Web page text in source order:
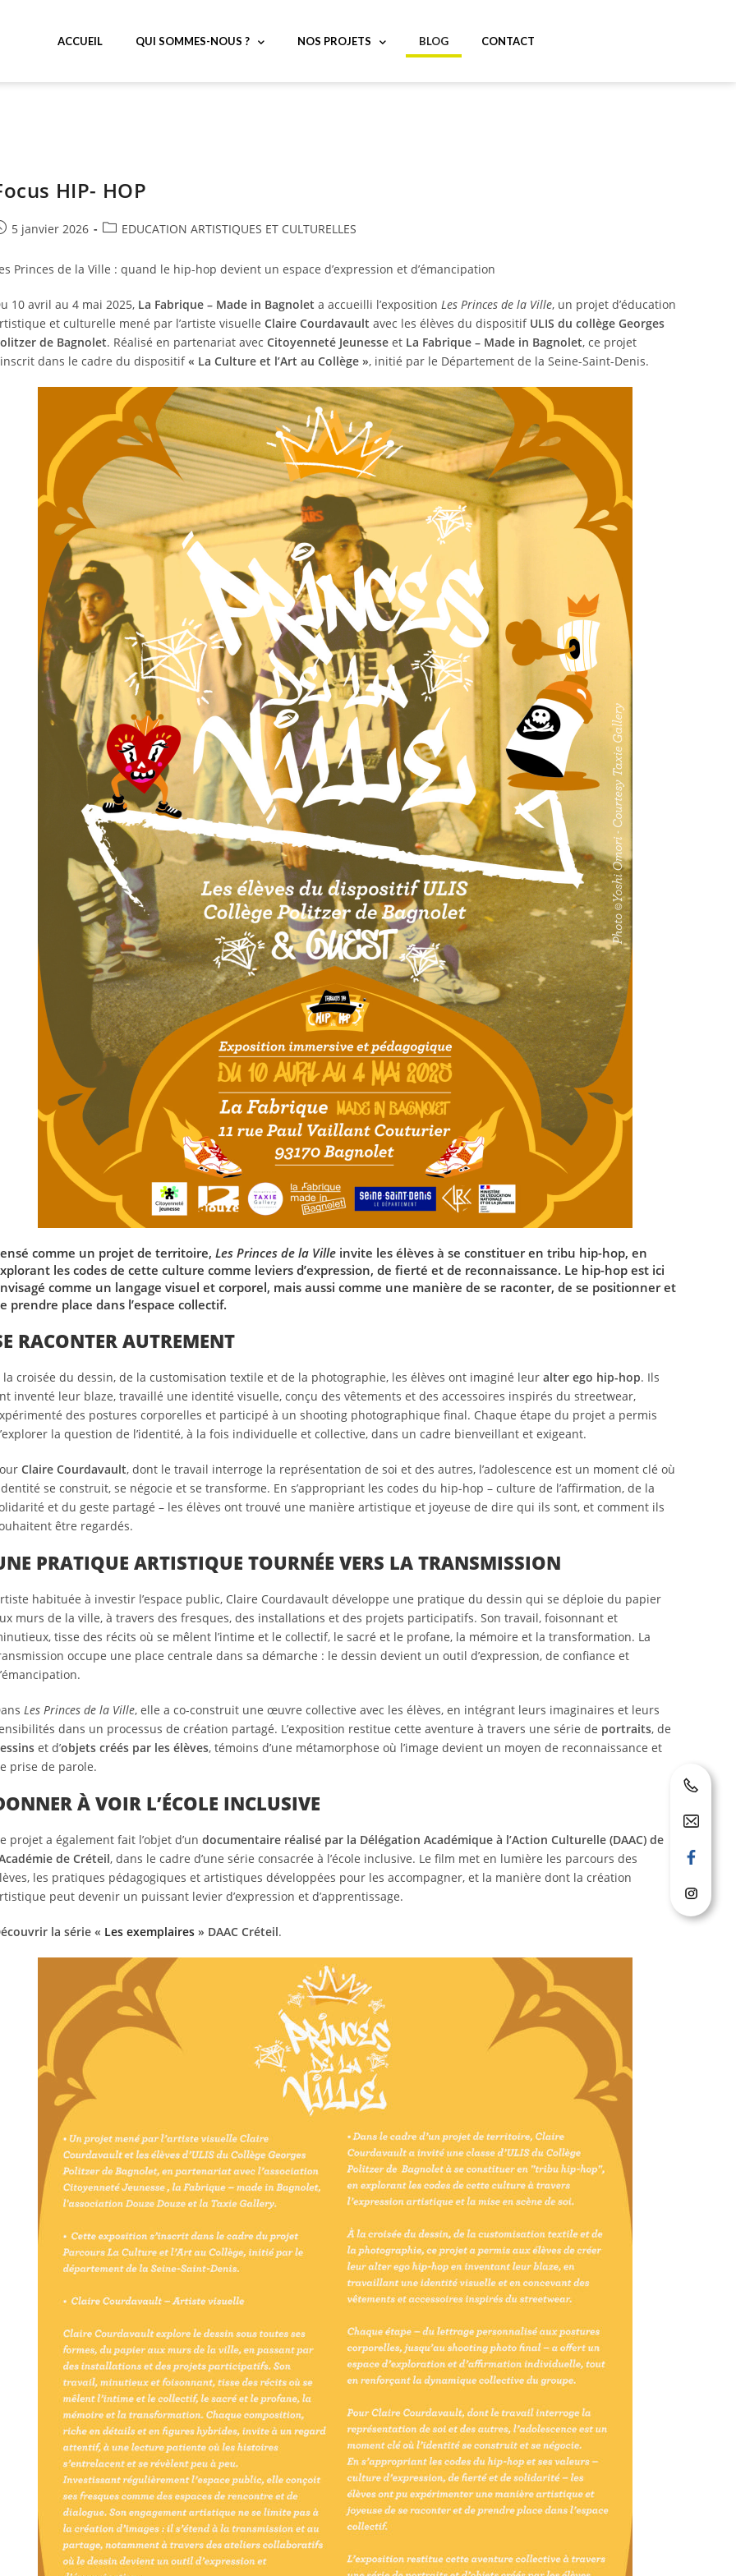
ACCUEIL QUI SOMMES-NOUS ? NOS PROJETS BLOG CONTACT
HIP- HOP
5 janvier 2026 EDUCATION ARTISTIQUES ET CULTURELLES
Princes de la Ville : quand le hip-hop devient un espace d’expression et d’émancipation
10 avril au 4 mai 2025, La Fabrique – Made in Bagnolet a accueilli l’exposition Les Princes de la Ville, un projet d’éducation
et culturelle mené par l’artiste visuelle Claire Courdavault avec les élèves du dispositif ULIS du collège Georges
de Bagnolet. Réalisé en partenariat avec Citoyenneté Jeunesse et La Fabrique – Made in Bagnolet, ce projet
dans le cadre du dispositif« La Culture et l’Art au Collège », initié par le Département de la Seine-Saint-Denis.
comme un projet de territoire, Les Princes de la Ville invite les élèves à se constituer en tribu hip-hop, en
les codes de cette culture comme leviers d’expression, de fierté et de reconnaissance. Le hip-hop est ici
comme un langage visuel et corporel, mais aussi comme une manière de se raconter, de se positionner et
prendre place dans l’espace collectif.
RACONTER AUTREMENT
la croisée du dessin, de la customisation textile et de la photographie, les élèves ont imaginé leur alter ego hip-hop. Ils
inventé leur blaze, travaillé une identité visuelle, conçu des vêtements et des accessoires inspirés du streetwear,
des postures corporelles et participé à un shooting photographique final. Chaque étape du projet a permis
la question de l’identité, à la fois individuelle et collective, dans un cadre bienveillant et exigeant.
Claire Courdavault, dont le travail interroge la représentation de soi et des autres, l’adolescence est un moment clé où
se construit, se négocie et se transforme. En s’appropriant les codes du hip-hop – culture de l’affirmation, de la
et du geste partagé – les élèves ont trouvé une manière artistique et joyeuse de dire qui ils sont, et comment ils
être regardés.
PRATIQUE ARTISTIQUE TOURNÉE VERS LA TRANSMISSION
habituée à investir l’espace public, Claire Courdavault développe une pratique du dessin qui se déploie du papier
murs de la ville, à travers des fresques, des installations et des projets participatifs. Son travail, foisonnant et
tisse des récits où se mêlent l’intime et le collectif, le sacré et le profane, la mémoire et la transformation. La
occupe une place centrale dans sa démarche : le dessin devient un outil d’expression, de confiance et
Les Princes de la Ville, elle a co-construit une œuvre collective avec les élèves, en intégrant leurs imaginaires et leurs
dans un processus de création partagé. L’exposition restitue cette aventure à travers une série de portraits, de
et d’objets créés par les élèves, témoins d’une métamorphose où l’image devient un moyen de reconnaissance et
prise de parole.
À VOIR L’ÉCOLE INCLUSIVE
projet a également fait l’objet d’un documentaire réalisé par la Délégation Académique à l’Action Culturelle (DAAC) de
de Créteil, dans le cadre d’une série consacrée à l’école inclusive. Le film met en lumière les parcours des
les pratiques pédagogiques et artistiques développées pour les accompagner, et la manière dont la création
peut devenir un puissant levier d’expression et d’apprentissage.
la série « Les exemplaires » DAAC Créteil.